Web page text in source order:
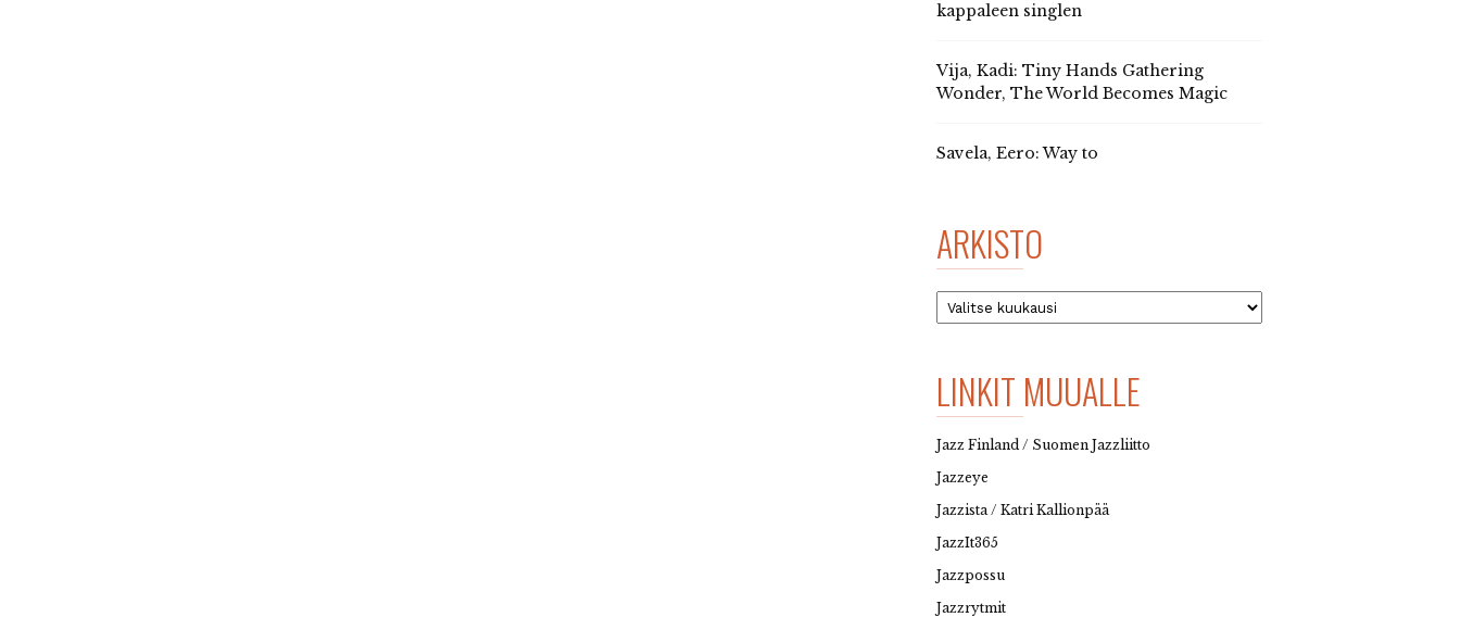
kappaleen singlen
Vija, Kadi: Tiny Hands Gathering
Wonder, The World Becomes Magic
Savela, Eero: Way to
ARKISTO
Arkisto
LINKIT MUUALLE
Jazz Finland / Suomen Jazzliitto
Jazzeye
Jazzista / Katri Kallionpää
JazzIt365
Jazzpossu
Jazzrytmit